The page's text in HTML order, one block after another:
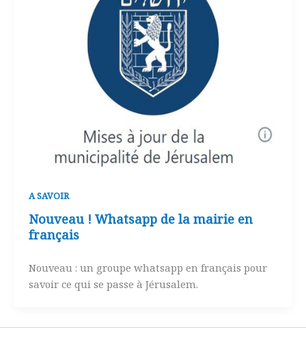
A SAVOIR
Nouveau ! Whatsapp de la mairie en
français
Nouveau : un groupe whatsapp en français pour
savoir ce qui se passe à Jérusalem.